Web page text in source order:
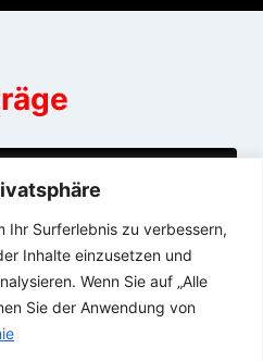
Ihr Surferlebnis zu verbessern,
Inhalte einzusetzen und
Wenn Sie auf „Alle
Sie der Anwendung von